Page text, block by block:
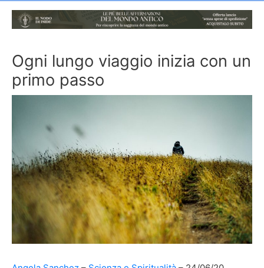
Ogni lungo viaggio inizia con un
primo passo